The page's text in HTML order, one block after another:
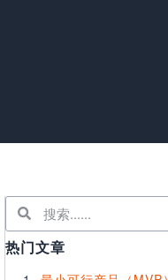
热门文章